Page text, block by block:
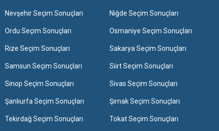
Nevşehir Seçim Sonuçları Niğde Seçim Sonuçları
Ordu Seçim Sonuçları Osmaniye Seçim Sonuçları
Rize Seçim Sonuçları Sakarya Seçim Sonuçları
Samsun Seçim Sonuçları Siirt Seçim Sonuçları
Sinop Seçim Sonuçları Sivas Seçim Sonuçları
Şanlıurfa Seçim Sonuçları Şırnak Seçim Sonuçları
Tekirdağ Seçim Sonuçları Tokat Seçim Sonuçları